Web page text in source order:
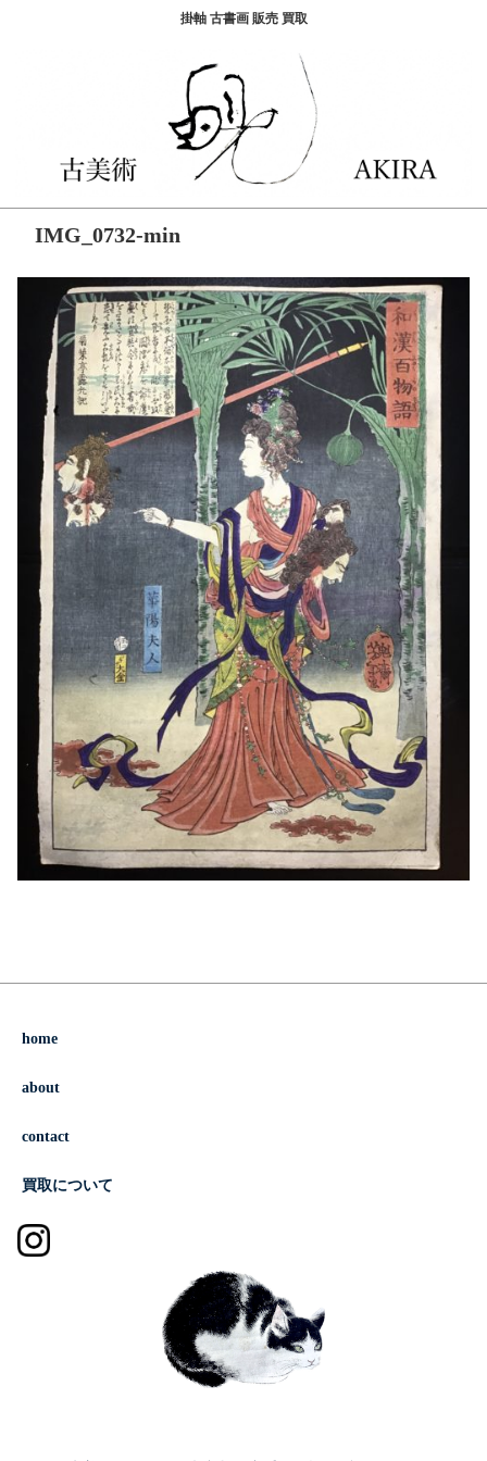
掛軸 古書画 販売 買取
IMG_0732-min
home
about
contact
買取について